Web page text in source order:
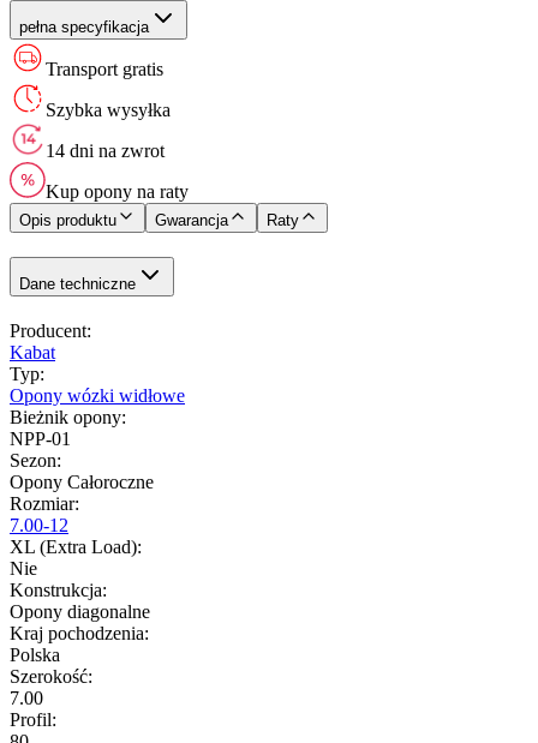
pełna specyfikacja
Transport gratis
Szybka wysyłka
14 dni na zwrot
Kup opony na raty
Opis produktu Gwarancja Raty
Dane techniczne
Producent:
Kabat
Typ:
Opony wózki widłowe
Bieżnik opony:
NPP-01
Sezon:
Opony Całoroczne
Rozmiar:
7.00-12
XL (Extra Load):
Nie
Konstrukcja:
Opony diagonalne
Kraj pochodzenia:
Polska
Szerokość:
7.00
Profil: